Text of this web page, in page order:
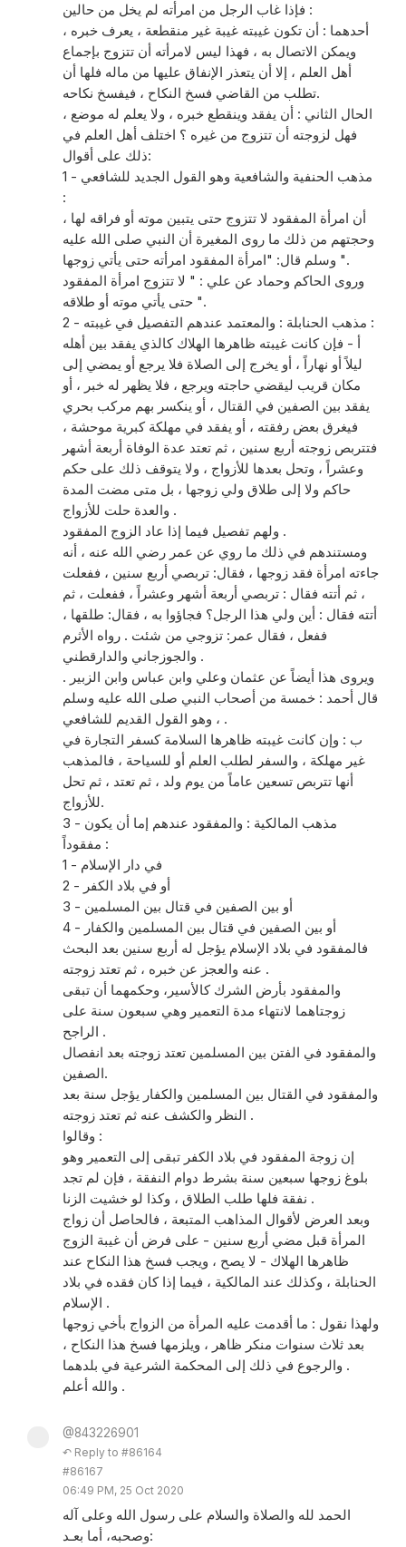
فإذا غاب الرجل من امرأته لم يخل من حالين :
أحدهما : أن تكون غيبته غيبة غير منقطعة ، يعرف خبره ،
ويمكن الاتصال به ، فهذا ليس لامرأته أن تتزوج بإجماع
أهل العلم ، إلا أن يتعذر الإنفاق عليها من ماله فلها أن
تطلب من القاضي فسخ النكاح ، فيفسخ نكاحه.
الحال الثاني : أن يفقد وينقطع خبره ، ولا يعلم له موضع ،
فهل لزوجته أن تتزوج من غيره ؟ اختلف أهل العلم في
ذلك على أقوال:
1 - مذهب الحنفية والشافعية وهو القول الجديد للشافعي
:
أن امرأة المفقود لا تتزوج حتى يتبين موته أو فراقه لها ،
وحجتهم من ذلك ما روى المغيرة أن النبي صلى الله عليه
وسلم قال: "امرأة المفقود امرأته حتى يأتي زوجها ".
وروى الحاكم وحماد عن علي : " لا تتزوج امرأة المفقود
حتى يأتي موته أو طلاقه ".
2 - مذهب الحنابلة : والمعتمد عندهم التفصيل في غيبته :
أ - فإن كانت غيبته ظاهرها الهلاك كالذي يفقد بين أهله
ليلاً أو نهاراً ، أو يخرج إلى الصلاة فلا يرجع أو يمضي إلى
مكان قريب ليقضي حاجته ويرجع ، فلا يظهر له خبر ، أو
يفقد بين الصفين في القتال ، أو ينكسر بهم مركب بحري
فيغرق بعض رفقته ، أو يفقد في مهلكة كبرية موحشة ،
فتتربص زوجته أربع سنين ، ثم تعتد عدة الوفاة أربعة أشهر
وعشراً ، وتحل بعدها للأزواج ، ولا يتوقف ذلك على حكم
حاكم ولا إلى طلاق ولي زوجها ، بل متى مضت المدة
والعدة حلت للأزواج .
ولهم تفصيل فيما إذا عاد الزوج المفقود .
ومستندهم في ذلك ما روي عن عمر رضي الله عنه ، أنه
جاءته امرأة فقد زوجها ، فقال: تربصي أربع سنين ، ففعلت
، ثم أتته فقال : تربصي أربعة أشهر وعشراً ، ففعلت ، ثم
أتته فقال : أين ولي هذا الرجل؟ فجاؤوا به ، فقال: طلقها ،
ففعل ، فقال عمر: تزوجي من شئت . رواه الأثرم
والجوزجاني والدارقطني .
ويروى هذا أيضاً عن عثمان وعلي وابن عباس وابن الزبير .
قال أحمد : خمسة من أصحاب النبي صلى الله عليه وسلم
، وهو القول القديم للشافعي .
ب : وإن كانت غيبته ظاهرها السلامة كسفر التجارة في
غير مهلكة ، والسفر لطلب العلم أو للسياحة ، فالمذهب
أنها تتربص تسعين عاماً من يوم ولد ، ثم تعتد ، ثم تحل
للأزواج.
3 - مذهب المالكية : والمفقود عندهم إما أن يكون
مفقوداً :
1 - في دار الإسلام
2 - أو في بلاد الكفر
3 - أو بين الصفين في قتال بين المسلمين
4 - أو بين الصفين في قتال بين المسلمين والكفار
فالمفقود في بلاد الإسلام يؤجل له أربع سنين بعد البحث
عنه والعجز عن خبره ، ثم تعتد زوجته .
والمفقود بأرض الشرك كالأسير، وحكمهما أن تبقى
زوجتاهما لانتهاء مدة التعمير وهي سبعون سنة على
الراجح .
والمفقود في الفتن بين المسلمين تعتد زوجته بعد انفصال
الصفين.
والمفقود في القتال بين المسلمين والكفار يؤجل سنة بعد
النظر والكشف عنه ثم تعتد زوجته .
وقالوا :
إن زوجة المفقود في بلاد الكفر تبقى إلى التعمير وهو
بلوغ زوجها سبعين سنة بشرط دوام النفقة ، فإن لم تجد
نفقة فلها طلب الطلاق ، وكذا لو خشيت الزنا .
وبعد العرض لأقوال المذاهب المتبعة ، فالحاصل أن زواج
المرأة قبل مضي أربع سنين - على فرض أن غيبة الزوج
ظاهرها الهلاك - لا يصح ، ويجب فسخ هذا النكاح عند
الحنابلة ، وكذلك عند المالكية ، فيما إذا كان فقده في بلاد
الإسلام .
ولهذا نقول : ما أقدمت عليه المرأة من الزواج بأخي زوجها
بعد ثلاث سنوات منكر ظاهر ، ويلزمها فسخ هذا النكاح ،
والرجوع في ذلك إلى المحكمة الشرعية في بلدهما .
والله أعلم .
@843226901
↶ Reply to #86164
#86167
06:49 PM, 25 Oct 2020
الحمد لله والصلاة والسلام على رسول الله وعلى آله
وصحبه، أما بعـد: